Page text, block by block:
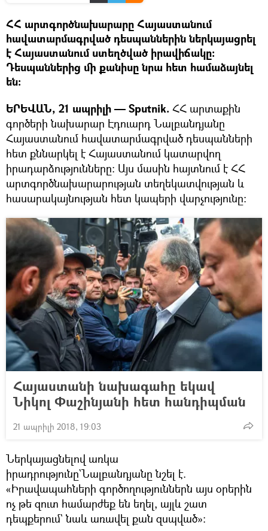
ՀՀ արտգործնախարարը Հայաստանում
հավատարմագրված դեսպաններին ներկայացրել
է Հայաստանում ստեղծված իրավիճակը։
Դեսպաններից մի քանիսը նրա հետ համաձայնել
են։
ԵՐԵՎԱՆ, 21 ապրիլի — Sputnik. ՀՀ արտաքին
գործերի նախարար Էդուարդ Նալբանդյանը
Հայաստանում հավատարմագրված դեսպանների
հետ քննարկել է Հայաստանում կատարվող
իրադարձությունները։ Այս մասին հայտնում է ՀՀ
արտգործնախարարության տեղեկատվության և
հասարակայնության հետ կապերի վարչությունը։
Հայաստանի նախագահը եկավ
Նիկոլ Փաշինյանի հետ հանդիպման
21 ապրիլի 2018, 19:03
Ներկայացնելով առկա
իրադրությունը`Նալբանդյանը նշել է.
«Իրավապահների գործողություններն այս օրերին
ոչ թե զուտ համարժեք են եղել, այլև շատ
դեպքերում` նաև առավել քան զսպված»։